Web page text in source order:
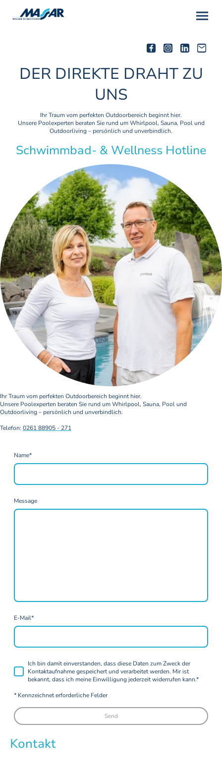
DER DIREKTE DRAHT ZU
UNS
Ihr Traum vom perfekten Outdoorbereich beginnt hier.
Unsere Poolexperten beraten Sie rund um Whirlpool, Sauna, Pool und
Outdoorliving – persönlich und unverbindlich.
Schwimmbad- & Wellness Hotline
Ihr Traum vom perfekten Outdoorbereich beginnt hier.
Unsere Poolexperten beraten Sie rund um Whirlpool, Sauna, Pool und
Outdoorliving – persönlich und unverbindlich.
Telefon: 0261 88905 - 271
Name*
Message
E-Mail*
Ich bin damit einverstanden, dass diese Daten zum Zweck der
Kontaktaufnahme gespeichert und verarbeitet werden. Mir ist
bekannt, dass ich meine Einwilligung jederzeit widerrufen kann.*
* Kennzeichnet erforderliche Felder
Send
Kontakt